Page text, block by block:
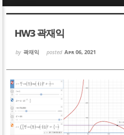
HW3 곽재익
by 곽재익 posted Apr 06, 2021
Sketchbook5, 스케
Sketchbook5, 스케
Sketchbook5, 스케
Sketchbook5, 스케